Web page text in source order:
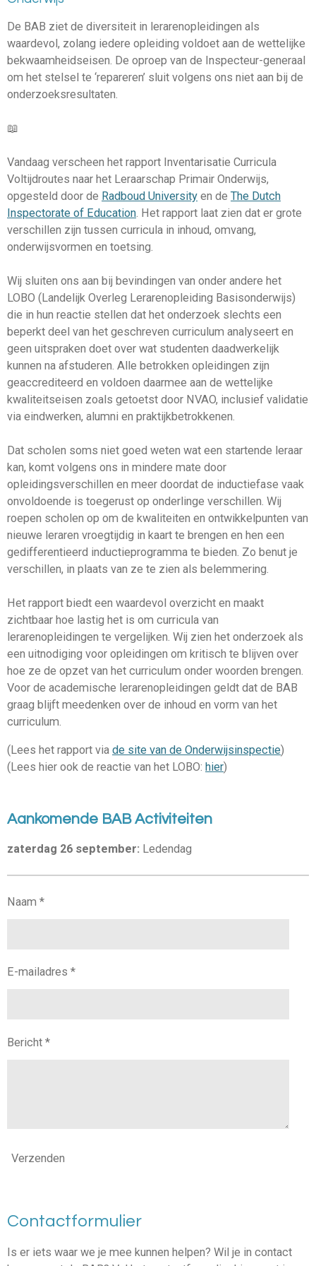
De BAB ziet de diversiteit in lerarenopleidingen als
waardevol, zolang iedere opleiding voldoet aan de wettelijke
bekwaamheidseisen. De oproep van de Inspecteur-generaal
om het stelsel te ‘repareren’ sluit volgens ons niet aan bij de
onderzoeksresultaten.
📖
Vandaag verscheen het rapport Inventarisatie Curricula
Voltijdroutes naar het Leraarschap Primair Onderwijs,
opgesteld door de Radboud University en de The Dutch
Inspectorate of Education. Het rapport laat zien dat er grote
verschillen zijn tussen curricula in inhoud, omvang,
onderwijsvormen en toetsing.
Wij sluiten ons aan bij bevindingen van onder andere het
LOBO (Landelijk Overleg Lerarenopleiding Basisonderwijs)
die in hun reactie stellen dat het onderzoek slechts een
beperkt deel van het geschreven curriculum analyseert en
geen uitspraken doet over wat studenten daadwerkelijk
kunnen na afstuderen. Alle betrokken opleidingen zijn
geaccrediteerd en voldoen daarmee aan de wettelijke
kwaliteitseisen zoals getoetst door NVAO, inclusief validatie
via eindwerken, alumni en praktijkbetrokkenen.
Dat scholen soms niet goed weten wat een startende leraar
kan, komt volgens ons in mindere mate door
opleidingsverschillen en meer doordat de inductiefase vaak
onvoldoende is toegerust op onderlinge verschillen. Wij
roepen scholen op om de kwaliteiten en ontwikkelpunten van
nieuwe leraren vroegtijdig in kaart te brengen en hen een
gedifferentieerd inductieprogramma te bieden. Zo benut je
verschillen, in plaats van ze te zien als belemmering.
Het rapport biedt een waardevol overzicht en maakt
zichtbaar hoe lastig het is om curricula van
lerarenopleidingen te vergelijken. Wij zien het onderzoek als
een uitnodiging voor opleidingen om kritisch te blijven over
hoe ze de opzet van het curriculum onder woorden brengen.
Voor de academische lerarenopleidingen geldt dat de BAB
graag blijft meedenken over de inhoud en vorm van het
curriculum.
(Lees het rapport via de site van de Onderwijsinspectie)
(Lees hier ook de reactie van het LOBO: hier)
Aankomende BAB Activiteiten
zaterdag 26 september: Ledendag
Naam *
E-mailadres *
Bericht *
Verzenden
Contactformulier
Is er iets waar we je mee kunnen helpen? Wil je in contact